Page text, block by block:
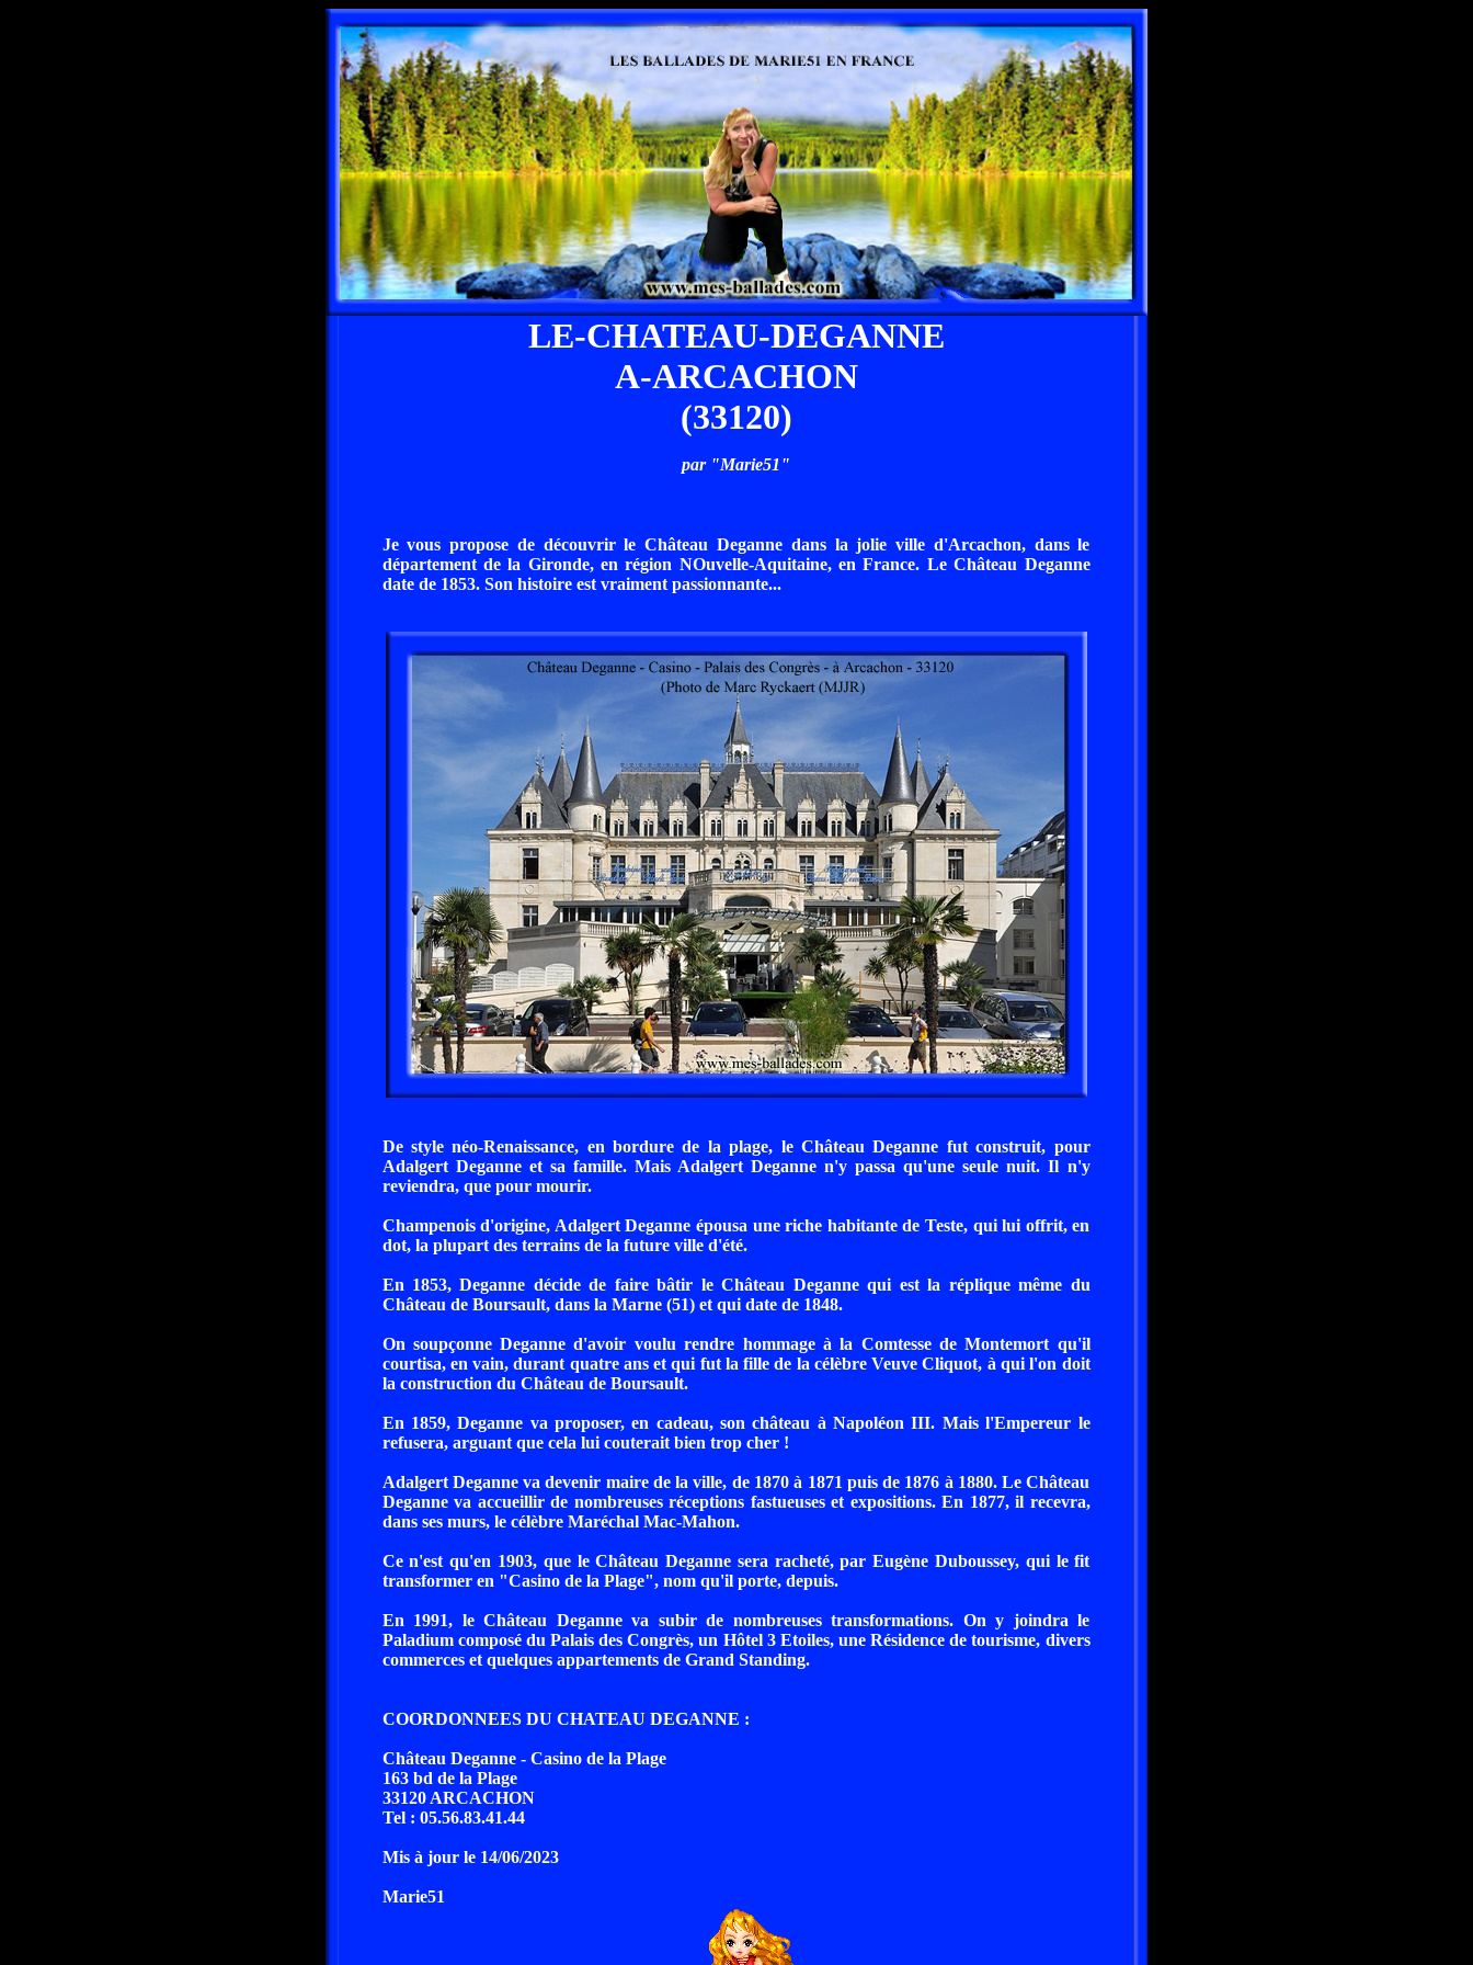
LE-CHATEAU-DEGANNE
A-ARCACHON
(33120)
par "Marie51"
Je vous propose de découvrir le Château Deganne dans la jolie ville d'Arcachon, dans le
département de la Gironde, en région NOuvelle-Aquitaine, en France. Le Château Deganne
date de 1853. Son histoire est vraiment passionnante...
De style néo-Renaissance, en bordure de la plage, le Château Deganne fut construit, pour
Adalgert Deganne et sa famille. Mais Adalgert Deganne n'y passa qu'une seule nuit. Il n'y
reviendra, que pour mourir.
Champenois d'origine, Adalgert Deganne épousa une riche habitante de Teste, qui lui offrit, en
dot, la plupart des terrains de la future ville d'été.
En 1853, Deganne décide de faire bâtir le Château Deganne qui est la réplique même du
Château de Boursault, dans la Marne (51) et qui date de 1848.
On soupçonne Deganne d'avoir voulu rendre hommage à la Comtesse de Montemort qu'il
courtisa, en vain, durant quatre ans et qui fut la fille de la célèbre Veuve Cliquot, à qui l'on doit
la construction du Château de Boursault.
En 1859, Deganne va proposer, en cadeau, son château à Napoléon III. Mais l'Empereur le
refusera, arguant que cela lui couterait bien trop cher !
Adalgert Deganne va devenir maire de la ville, de 1870 à 1871 puis de 1876 à 1880. Le Château
Deganne va accueillir de nombreuses réceptions fastueuses et expositions. En 1877, il recevra,
dans ses murs, le célèbre Maréchal Mac-Mahon.
Ce n'est qu'en 1903, que le Château Deganne sera racheté, par Eugène Duboussey, qui le fit
transformer en "Casino de la Plage", nom qu'il porte, depuis.
En 1991, le Château Deganne va subir de nombreuses transformations. On y joindra le
Paladium composé du Palais des Congrès, un Hôtel 3 Etoiles, une Résidence de tourisme, divers
commerces et quelques appartements de Grand Standing.
COORDONNEES DU CHATEAU DEGANNE :
Château Deganne - Casino de la Plage
163 bd de la Plage
33120 ARCACHON
Tel : 05.56.83.41.44
Mis à jour le 14/06/2023
Marie51